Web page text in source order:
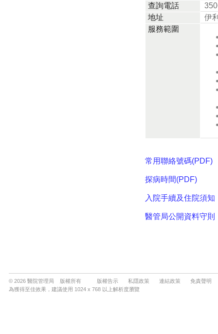
© 2026 醫院管理局 版權所有 版權告示 私隱政策 連結政策
免責聲明
為獲得至佳效果，建議使用 1024 x 768 以上解析度瀏覽